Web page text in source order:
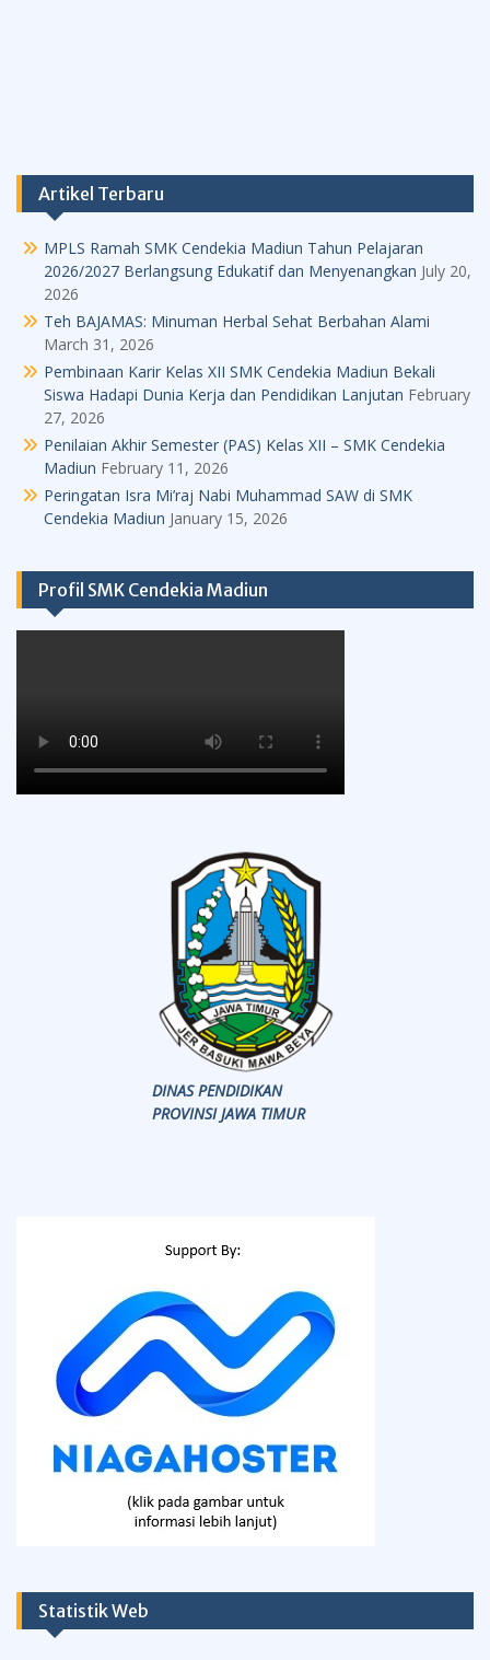
Artikel Terbaru
MPLS Ramah SMK Cendekia Madiun Tahun Pelajaran
2026/2027 Berlangsung Edukatif dan Menyenangkan July 20,
2026
Teh BAJAMAS: Minuman Herbal Sehat Berbahan Alami
March 31, 2026
Pembinaan Karir Kelas XII SMK Cendekia Madiun Bekali
Siswa Hadapi Dunia Kerja dan Pendidikan Lanjutan February
27, 2026
Penilaian Akhir Semester (PAS) Kelas XII – SMK Cendekia
Madiun February 11, 2026
Peringatan Isra Mi’raj Nabi Muhammad SAW di SMK
Cendekia Madiun January 15, 2026
Profil SMK Cendekia Madiun
DINAS PENDIDIKAN
PROVINSI JAWA TIMUR
Statistik Web